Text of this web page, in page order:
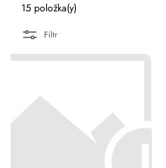
15 položka(y)
Filtr